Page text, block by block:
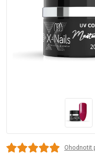
Ohodnotit